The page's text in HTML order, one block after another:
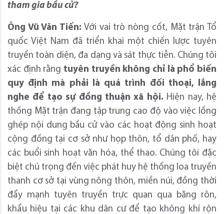
tham gia bầu cử?
Ông Vũ Văn Tiến: Với vai trò nòng cốt, Mặt trận Tổ
quốc Việt Nam đã triển khai một chiến lược tuyên
truyền toàn diện, đa dạng và sát thực tiễn. Chúng tôi
xác định rằng tuyên truyền không chỉ là phổ biến
quy định mà phải là quá trình đối thoại, lắng
nghe để tạo sự đồng thuận xã hội. Hiện nay, hệ
thống Mặt trận đang tập trung cao độ vào việc lồng
ghép nội dung bầu cử vào các hoạt động sinh hoạt
cộng đồng tại cơ sở như họp thôn, tổ dân phố, hay
các buổi sinh hoạt văn hóa, thể thao. Chúng tôi đặc
biệt chú trọng đến việc phát huy hệ thống loa truyền
thanh cơ sở tại vùng nông thôn, miền núi, đồng thời
đẩy mạnh tuyên truyền trực quan qua băng rôn,
khẩu hiệu tại các khu dân cư để tạo không khí rộn